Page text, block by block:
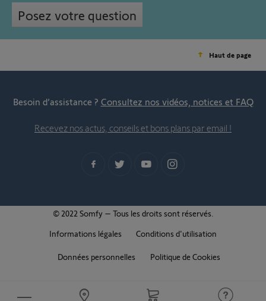
Posez votre question
Haut de page
Besoin d’assistance ? Consultez nos vidéos, notices et FAQ
Recevez nos actus, conseils et bons plans par email !
© 2022 Somfy – Tous les droits sont réservés.
Informations légales
Conditions d'utilisation
Données personnelles Politique de Cookies